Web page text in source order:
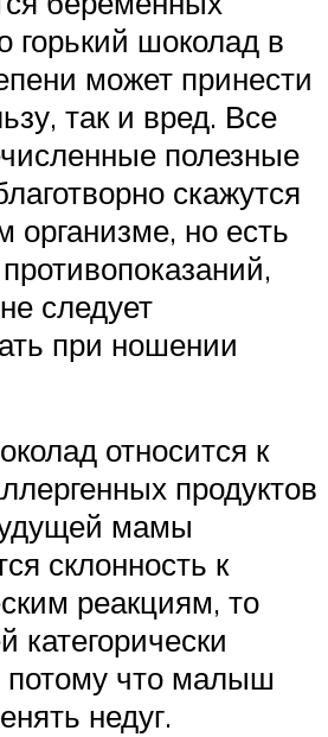
горький шоколад в
может принести
так и вред. Все
полезные
скажутся
организме, но есть
следует
при ношении
относится к
продуктов
мамы
склонность к
реакциям, то
категорически
потому что малыш
недуг.